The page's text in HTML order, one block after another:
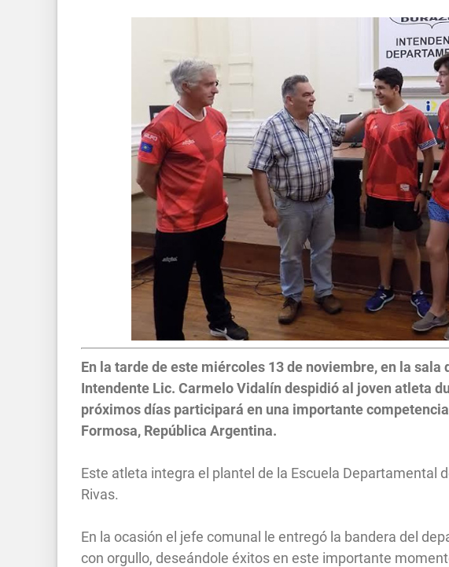
En la tarde de este miércoles 13 de noviembre, en la
Intendente Lic. Carmelo Vidalín despidió al joven atleta
próximos días participará en una importante
Formosa, República Argentina.
Este atleta integra el plantel de la Escuela Departamental
Rivas.
En la ocasión el jefe comunal le entregó la bandera del
con orgullo, deseándole éxitos en este importante